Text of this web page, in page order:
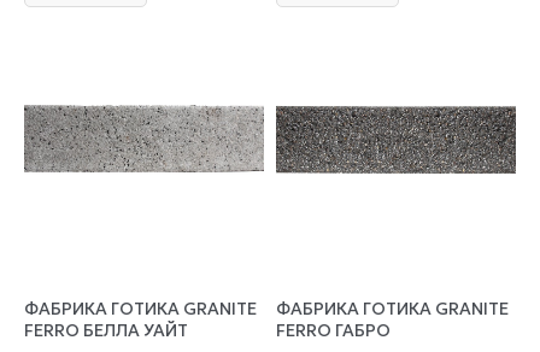
ФАБРИКА ГОТИКА GRANITE
FERRO БЕЛЛА УАЙТ
ФАБРИКА ГОТИКА GRANITE
FERRO ГАБРО